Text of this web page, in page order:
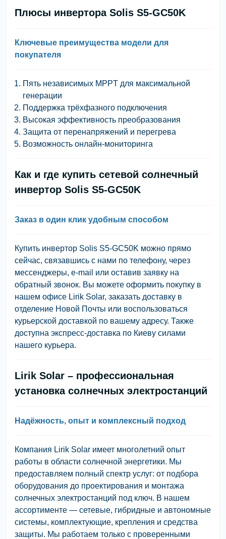
Плюсы инвертора Solis S5-GC50K
Ключевые преимущества модели для
покупателя
Пять независимых MPPT для максимальной
генерации
Поддержка трёхфазного подключения
Высокая эффективность преобразования
Защита от перенапряжений и перегрева
Возможность онлайн-мониторинга
Как и где купить сетевой солнечный
инвертор Solis S5-GC50K
Заказ в один клик удобным способом
Купить инвертор Solis S5-GC50K можно прямо
сейчас, связавшись с нами по телефону, через
мессенджеры, e-mail или оставив заявку на
обратный звонок. Вы можете оформить покупку в
нашем офисе Lirik Solar, заказать доставку в
отделение Новой Почты или воспользоваться
курьерской доставкой по вашему адресу. Также
доступна экспресс-доставка по Киеву силами
нашего курьера.
Lirik Solar – профессиональная
установка солнечных электростанций
Надёжность, опыт и комплексный подход
Компания Lirik Solar имеет многолетний опыт
работы в области солнечной энергетики. Мы
предоставляем полный спектр услуг: от подбора
оборудования до проектирования и монтажа
солнечных электростанций под ключ. В нашем
ассортименте — сетевые, гибридные и автономные
системы, комплектующие, крепления и средства
защиты. Мы работаем только с проверенными